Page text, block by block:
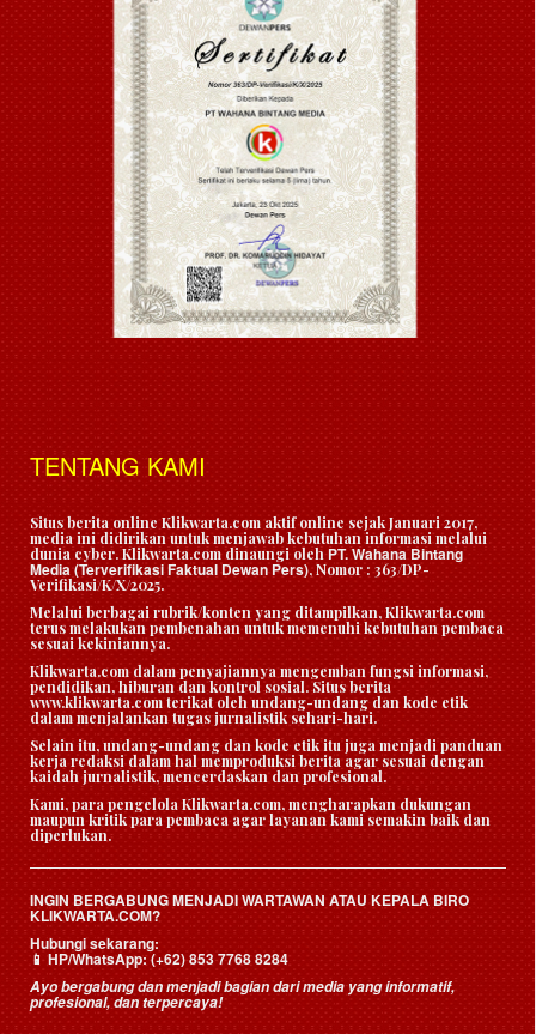
TENTANG KAMI
Situs berita online Klikwarta.com aktif online sejak Januari 2017,
media ini didirikan untuk menjawab kebutuhan informasi melalui
dunia cyber. Klikwarta.com dinaungi oleh PT. Wahana Bintang
Media (Terverifikasi Faktual Dewan Pers), Nomor : 363/DP-
Verifikasi/K/X/2025.
Melalui berbagai rubrik/konten yang ditampilkan, Klikwarta.com
terus melakukan pembenahan untuk memenuhi kebutuhan pembaca
sesuai kekiniannya.
Klikwarta.com dalam penyajiannya mengemban fungsi informasi,
pendidikan, hiburan dan kontrol sosial. Situs berita
www.klikwarta.com terikat oleh undang-undang dan kode etik
dalam menjalankan tugas jurnalistik sehari-hari.
Selain itu, undang-undang dan kode etik itu juga menjadi panduan
kerja redaksi dalam hal memproduksi berita agar sesuai dengan
kaidah jurnalistik, mencerdaskan dan profesional.
Kami, para pengelola Klikwarta.com, mengharapkan dukungan
maupun kritik para pembaca agar layanan kami semakin baik dan
diperlukan.
INGIN BERGABUNG MENJADI WARTAWAN ATAU KEPALA BIRO
KLIKWARTA.COM?
Hubungi sekarang:
📱HP/WhatsApp:(+62) 853 7768 8284
Ayo bergabung dan menjadi bagian dari media yang informatif,
profesional, dan terpercaya!